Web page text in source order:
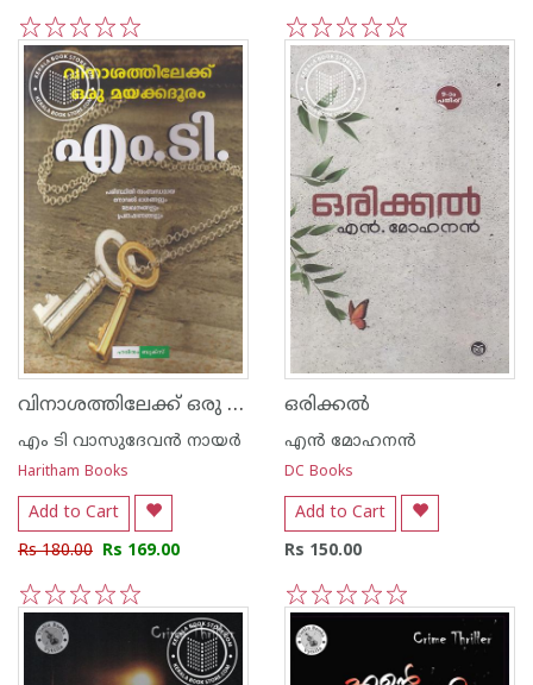
5
4
3
2
1 5
4
3
2
1
വിനാശത്തിലേക്ക് ഒരു മയക്കദൂരം
എം ടി വാസുദേവന്‍ നായര്‍
Haritham Books
Add to Cart
Rs 180.00 Rs 169.00
5
4
3
2
1
ഒരിക്കല്‍
എന്‍ മോഹനന്‍
DC Books
Add to Cart
Rs 150.00
5
4
3
2
1